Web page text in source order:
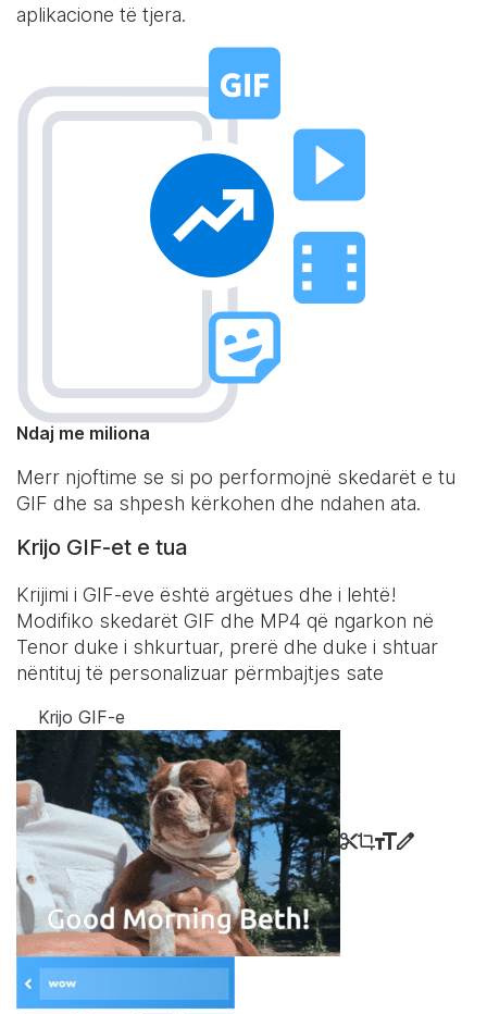
aplikacione të tjera.
Ndaj me miliona
Merr njoftime se si po performojnë skedarët e tu
GIF dhe sa shpesh kërkohen dhe ndahen ata.
Krijo GIF-et e tua
Krijimi i GIF-eve është argëtues dhe i lehtë!
Modifiko skedarët GIF dhe MP4 që ngarkon në
Tenor duke i shkurtuar, prerë dhe duke i shtuar
nëntituj të personalizuar përmbajtjes sate
Krijo GIF-e